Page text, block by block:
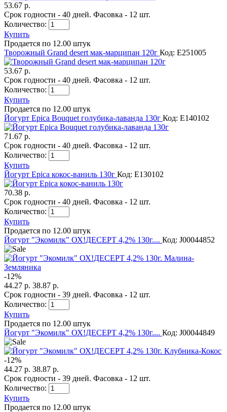
53.67 р.
Срок годности - 40 дней. Фасовка - 12 шт.
Количество:
Купить
Продается по 12.00 штук
Творожный Grand desert мак-марципан 120г Код: E251005
53.67 р.
Срок годности - 40 дней. Фасовка - 12 шт.
Количество:
Купить
Продается по 12.00 штук
Йогурт Epica Bouquet голубика-лаванда 130г Код: E140102
71.67 р.
Срок годности - 40 дней. Фасовка - 12 шт.
Количество:
Купить
Йогурт Epica кокос-ваниль 130г Код: E130102
70.38 р.
Срок годности - 40 дней. Фасовка - 12 шт.
Количество:
Купить
Продается по 12.00 штук
Йогурт "Экомилк" ОХ!ДЕСЕРТ 4,2% 130г.... Код: J00044852
-12%
44.27 р. 38.87 р.
Срок годности - 39 дней. Фасовка - 12 шт.
Количество:
Купить
Продается по 12.00 штук
Йогурт "Экомилк" ОХ!ДЕСЕРТ 4,2% 130г.... Код: J00044849
-12%
44.27 р. 38.87 р.
Срок годности - 39 дней. Фасовка - 12 шт.
Количество:
Купить
Продается по 12.00 штук